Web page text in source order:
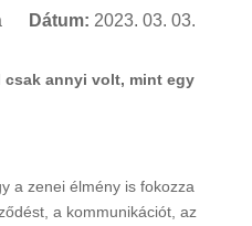
Dátum: 2023. 03. 03.
csak annyi volt, mint egy
a zenei élmény is fokozza
a kommunikációt, az